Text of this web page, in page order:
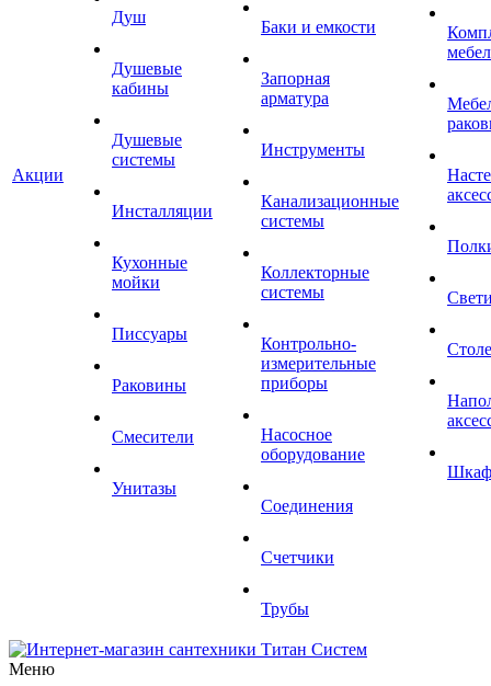
Акции
Душ
Душевые
кабины
Душевые
системы
Инсталляции
Кухонные
мойки
Писсуары
Раковины
Смесители
Унитазы
Баки и емкости
Запорная
арматура
Инструменты
Канализационные
системы
Коллекторные
системы
Контрольно-
измерительные
приборы
Насосное
оборудование
Соединения
Счетчики
Трубы
Меню